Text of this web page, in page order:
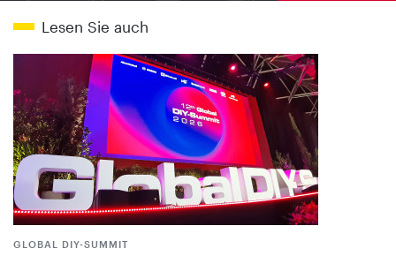
Lesen Sie auch
GLOBAL DIY-SUMMIT